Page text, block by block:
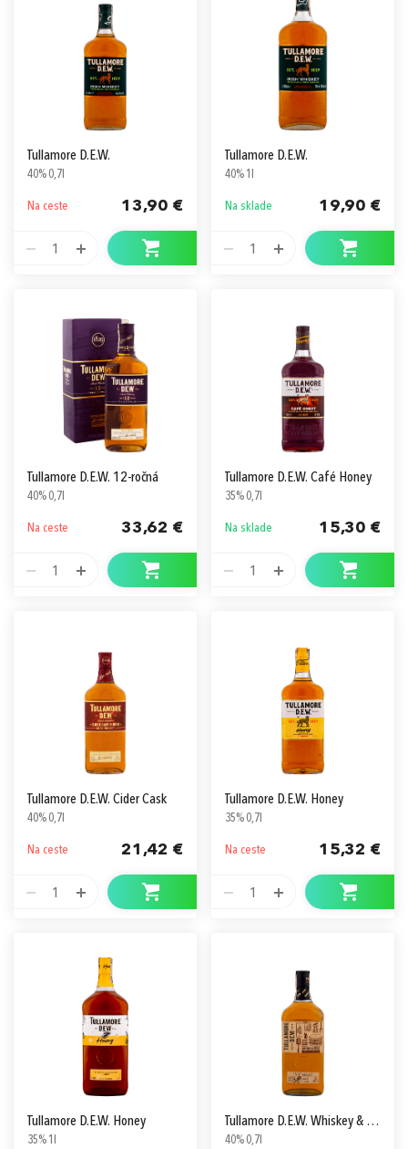
Prihlásiť sa cez Apple ID
Tullamore D.E.W.
40% 0,7l
Na ceste 13,90 €
1
Tullamore D.E.W.
40% 1l
Na sklade 19,90 €
1
Tullamore D.E.W. 12-ročná
40% 0,7l
Na ceste 33,62 €
1
Tullamore D.E.W. Café Honey
35% 0,7l
Na sklade 15,30 €
1
Tullamore D.E.W. Cider Cask
40% 0,7l
Na ceste 21,42 €
1
Tullamore D.E.W. Honey
35% 0,7l
Na ceste 15,32 €
1
Tullamore D.E.W. Honey
35% 1l
Tullamore D.E.W. Whiskey & Meat
40% 0,7l